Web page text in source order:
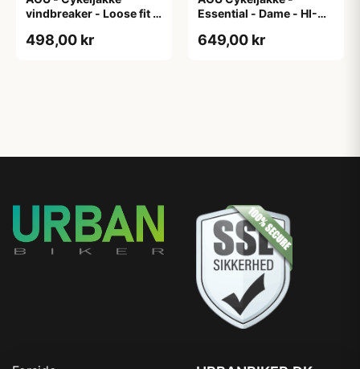
vindbreaker - Loose fit -
498,00 kr
Essential - Dame - HI-
649,00 kr